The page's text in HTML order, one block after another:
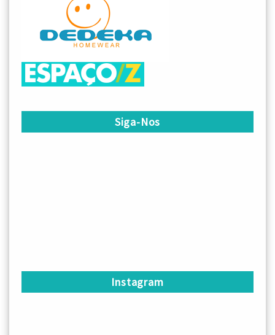
Siga-Nos
Instagram